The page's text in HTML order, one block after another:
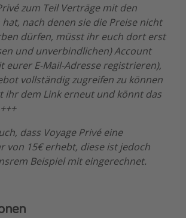
zum Teil Verträge mit den
nach denen sie die Preise nicht
dürfen, müsst ihr euch dort erst
und unverbindlichen) Account
eurer E-Mail-Adresse registrieren),
vollständig zugreifen zu können
ihr dem Link erneut und könnt das
dass Voyage Privé eine
von 15€ erhebt, diese ist jedoch
Beispiel mit eingerechnet.